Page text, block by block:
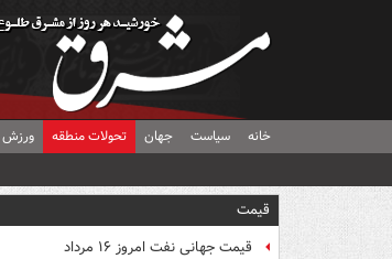
خانه سیاست جهان تحولات منطقه ورزش
قیمت
قیمت جهانی نفت امروز ۱۶ مرداد